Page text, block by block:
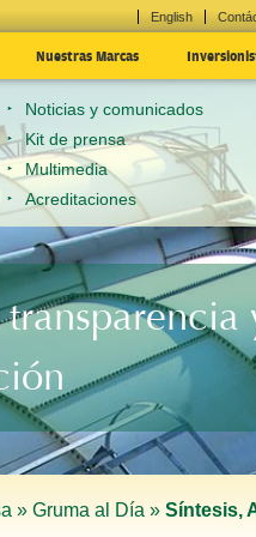
English
Nuestras Marcas
Noticias y comunicados
Kit de prensa
Multimedia
Acreditaciones
» Gruma al Día » Síntesis,